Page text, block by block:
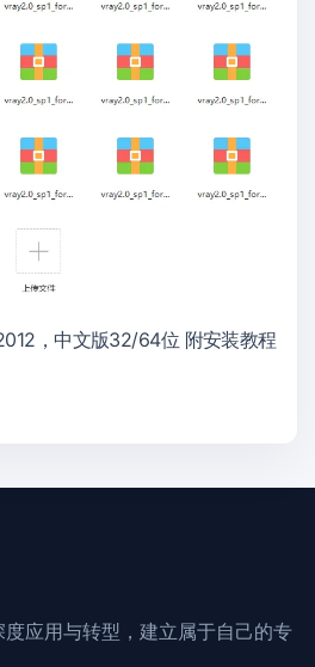
，中文版32/64位 附安装教程
应用与转型，建立属于自己的专